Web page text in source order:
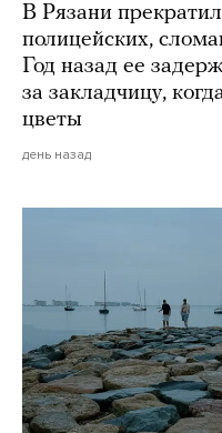
В Рязани
полицейских,
Год назад ее
за закладчицу,
цветы
день назад